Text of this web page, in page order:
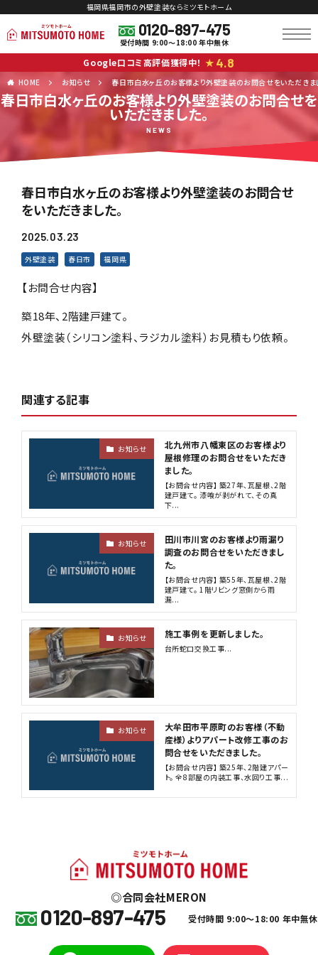
福岡県福岡市の外壁塗装ならミツモトホーム
0120-897-475
受付時間 9:00～18:00 年中無休
Google口コミ高評価獲得中！ ★ 4.8
HOME お知らせ 春日市白水ヶ丘のお客様より外壁塗装のお問合せをいただきま
春日市白水ヶ丘のお客様より外壁塗装のお問合せを
いただきました。
NEWS
春日市白水ヶ丘のお客様より外壁塗装のお問合せ
をいただきました。
2025.03.23
外壁塗装 春日市 福岡県
【お問合せ内容】
築18年、2階建戸建て。
外壁塗装（シリコン塗料、ラジカル塗料）お見積もり依頼。
関連する記事
お知らせ
北九州市八幡東区のお客様より
屋根修理のお問合せをいただき
ました。
【お問合せ内容】 築27年、瓦屋根、2階
建戸建て。 漆喰が剥がれて、その真
下...
お知らせ
田川市川宮のお客様より雨漏り
調査のお問合せをいただきまし
た。
【お問合せ内容】 築55年、瓦屋根、2階
建戸建て。 1階リビング窓側から雨
漏...
お知らせ 施工事例を更新しました。
台所蛇口交換工事...
お知らせ
大牟田市平原町のお客様（不動
産様）よりアパート改修工事のお
問合せをいただきました。
【お問合せ内容】 築25年、2階建アパー
ト。 全8部屋の内装工事、水回り工事...
合同会社MERON
0120-897-475 受付時間 9:00～18:00 年中無休